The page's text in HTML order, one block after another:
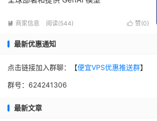
 商家信息 阅读(544)  赞(0)
最新优惠通知
点击链接加入群聊：【便宜VPS优惠推送群】
群号：624241306
最新文章